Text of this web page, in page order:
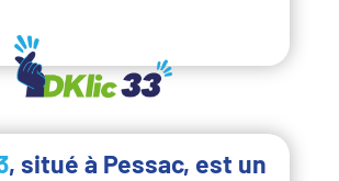
, situé à Pessac, est un